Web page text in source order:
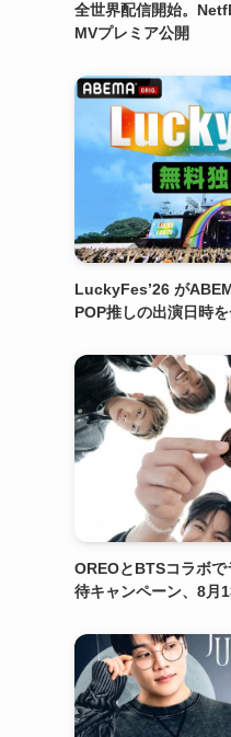
全世界配信開始。
MVプレミア公開
LuckyFes’26 が
POP推しの出演日時
OREOとBTSコラボ
待キャンペーン、8月